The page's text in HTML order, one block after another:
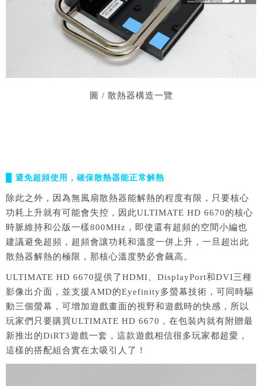
圖 / 散熱器構造一覽
█ 避免超頻使用，確保散熱器能正常解熱
除此之外，因為無風扇散熱器能解熱的程度有限，只要核心
功耗上升就有可能會失控，因此ULTIMATE HD 6670的核心
時脈維持和公版一樣800MHz，即使還有超頻的空間小編也
建議避免超頻，超頻會讓功耗和溫度一併上升，一旦超出此
散熱器解熱的極限，那核心溫度勢必會飆高。
ULTIMATE HD 6670提供了HDMI、DisplayPort和DVI三種
影像出介面，並支援AMD的Eyefinity多螢幕技術，可同時驅
動三個螢幕，可增加遊戲畫面的視野和遊戲時的快感，所以
玩家們只要購買ULTIMATE HD 6670，在包裝內就有附贈最
新推出的DiRT3遊戲一套，這款遊戲相信很多玩家都超愛，
這樣的搭配組合實在太吸引人了！